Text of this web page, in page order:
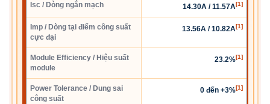
Isc / Dòng ngắn mạch 14.30A / 11.57A[1]
Imp / Dòng tại điểm công suất
cực đại
13.56A / 10.82A[1]
Module Efficiency / Hiệu suất
module
23.2%[1]
Power Tolerance / Dung sai
công suất
0 đến +3%[1]